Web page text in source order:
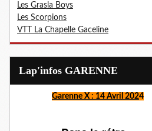
Les Grasla Boys
Les Scorpions
VTT La Chapelle Gaceline
Lap'infos GARENNE
Garenne X : 14 Avril 2024